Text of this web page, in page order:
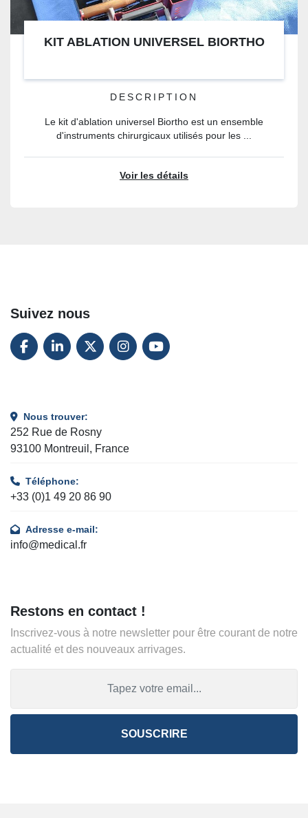
KIT ABLATION UNIVERSEL BIORTHO
DESCRIPTION
Le kit d'ablation universel Biortho est un ensemble
d'instruments chirurgicaux utilisés pour les ...
Voir les détails
Suivez nous
FACEBOOK
LINKEDINTWITTERINSTAGRAM
YOUTUBE
Nous trouver:
252 Rue de Rosny
93100 Montreuil, France
Téléphone:
+33 (0)1 49 20 86 90
Adresse e-mail:
info@medical.fr
Restons en contact !
Inscrivez-vous à notre newsletter pour être courant de notre
actualité et des nouveaux arrivages.
SOUSCRIRE